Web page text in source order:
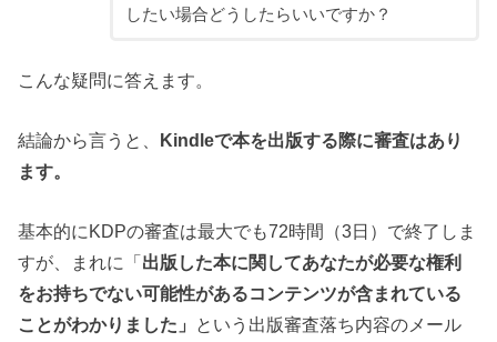
したい場合どうしたらいいですか？
こんな疑問に答えます。
結論から言うと、 Kindleで本を出版する際に審査はあり
ます。
基本的にKDPの審査は最大でも72時間（3日）で終了しま
すが、まれに
「 出版した本に関してあなたが必要な権利
をお持ちでない可能性があるコンテンツが含まれている
ことがわかりました」 という 出版審査落ち内容のメール